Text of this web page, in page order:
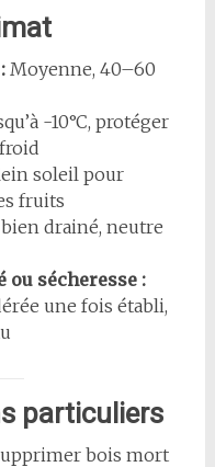
Moyenne, 40–60
-10°C, protéger
soleil pour
fruits
drainé, neutre
ou sécheresse :
une fois établi,
particuliers
bois mort